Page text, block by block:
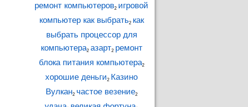
ремонт компьютеров2 игровой
компьютер как выбрать2 как
выбрать процессор для
компьютера2 азарт2 ремонт
блока питания компьютера2
хорошие деньги2 Казино
Вулкан2 частое везение2